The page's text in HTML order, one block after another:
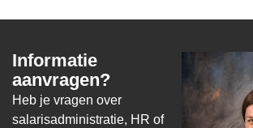
Informatie
aanvragen?
Heb je vragen over
salarisadministratie, HR of